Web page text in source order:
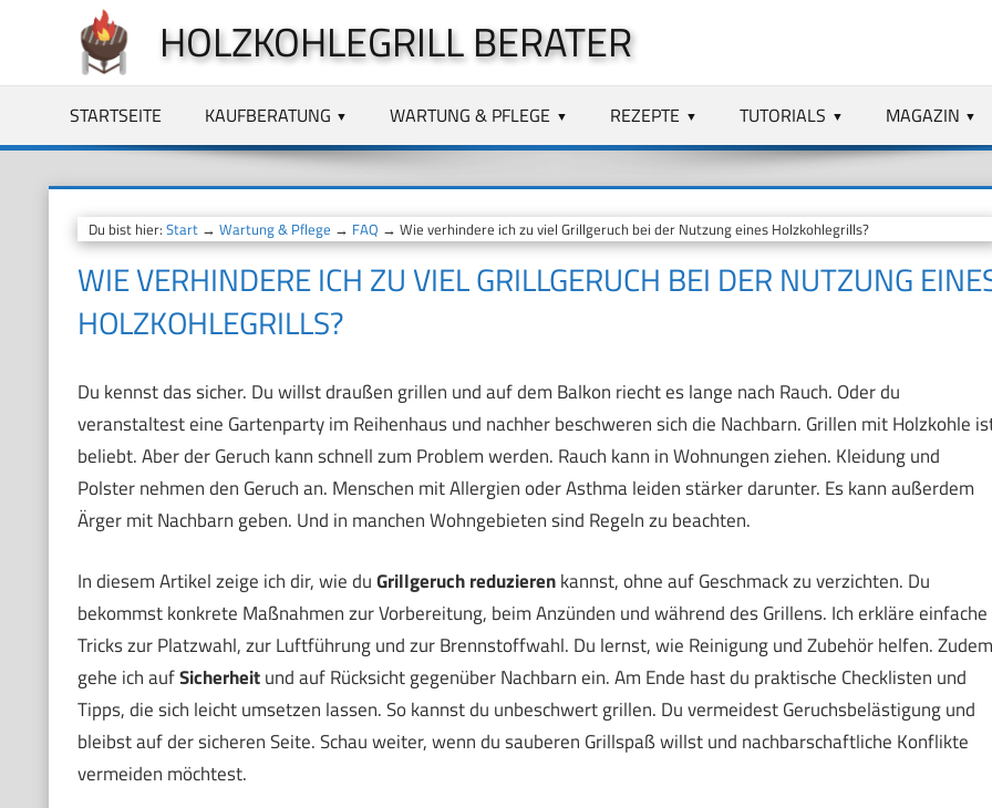
springen
HOLZKOHLEGRILL BERATER
STARTSEITE KAUFBERATUNG WARTUNG & PFLEGE REZEPTE TUTORIALS MAGAZIN
Du bist hier: Start→ Wartung & Pflege → FAQ → Wie verhindere ich zu viel Grillgeruch bei der Nutzung eines Holzkohlegrills?
WIE VERHINDERE ICH ZU VIEL GRILLGERUCH BEI DER NUTZUNG
HOLZKOHLEGRILLS?
Du kennst das sicher. Du willst draußen grillen und auf dem Balkon riecht es lange nach Rauch. Oder du
veranstaltest eine Gartenparty im Reihenhaus und nachher beschweren sich die Nachbarn. Grillen mit Holzkohle
beliebt. Aber der Geruch kann schnell zum Problem werden. Rauch kann in Wohnungen ziehen. Kleidung und
Polster nehmen den Geruch an. Menschen mit Allergien oder Asthma leiden stärker darunter. Es kann außerdem
Ärger mit Nachbarn geben. Und in manchen Wohngebieten sind Regeln zu beachten.
In diesem Artikel zeige ich dir, wie duGrillgeruch reduzierenkannst, ohne auf Geschmack zu verzichten. Du
bekommst konkrete Maßnahmen zur Vorbereitung, beim Anzünden und während des Grillens. Ich erkläre einfache
Tricks zur Platzwahl, zur Luftführung und zur Brennstoffwahl. Du lernst, wie Reinigung und Zubehör helfen. Zudem
gehe ich aufSicherheitund auf Rücksicht gegenüber Nachbarn ein. Am Ende hast du praktische Checklisten und
Tipps, die sich leicht umsetzen lassen. So kannst du unbeschwert grillen. Du vermeidest Geruchsbelästigung und
bleibst auf der sicheren Seite. Schau weiter, wenn du sauberen Grillspaß willst und nachbarschaftliche Konflikte
vermeiden möchtest.